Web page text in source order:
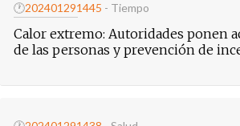
🕐202401291445 - Tiempo
Calor extremo: Autoridades ponen
de las personas y prevención de